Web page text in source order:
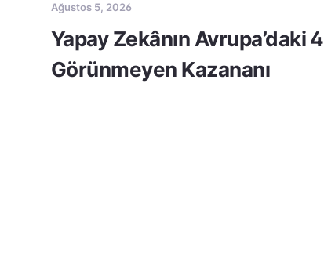
Ağustos 5, 2026
Yapay Zekânın Avrupa’daki 4
Görünmeyen Kazananı